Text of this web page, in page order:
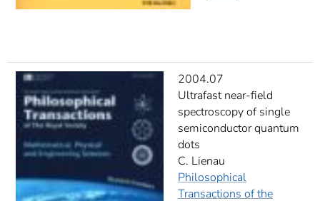
2004.07
Ultrafast near-field
spectroscopy of single
semiconductor quantum
dots
C. Lienau
Philosophical
Transactions of the